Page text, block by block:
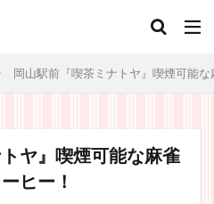
岡山駅前『喫茶ミナトヤ』喫煙可能
ヤ』喫煙可能な麻雀
ヒー！